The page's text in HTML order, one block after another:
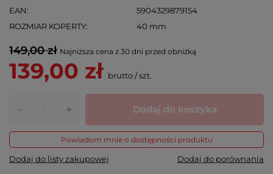
EAN
5904329879154
ROZMIAR KOPERTY
40 mm
149,00 zł Najniższa cena z 30 dni przed obniżką
139,00 zł brutto/szt.
- + Dodaj do koszyka
Powiadom mnie o dostępności produktu
Dodaj do listy zakupowej Dodaj do porównania